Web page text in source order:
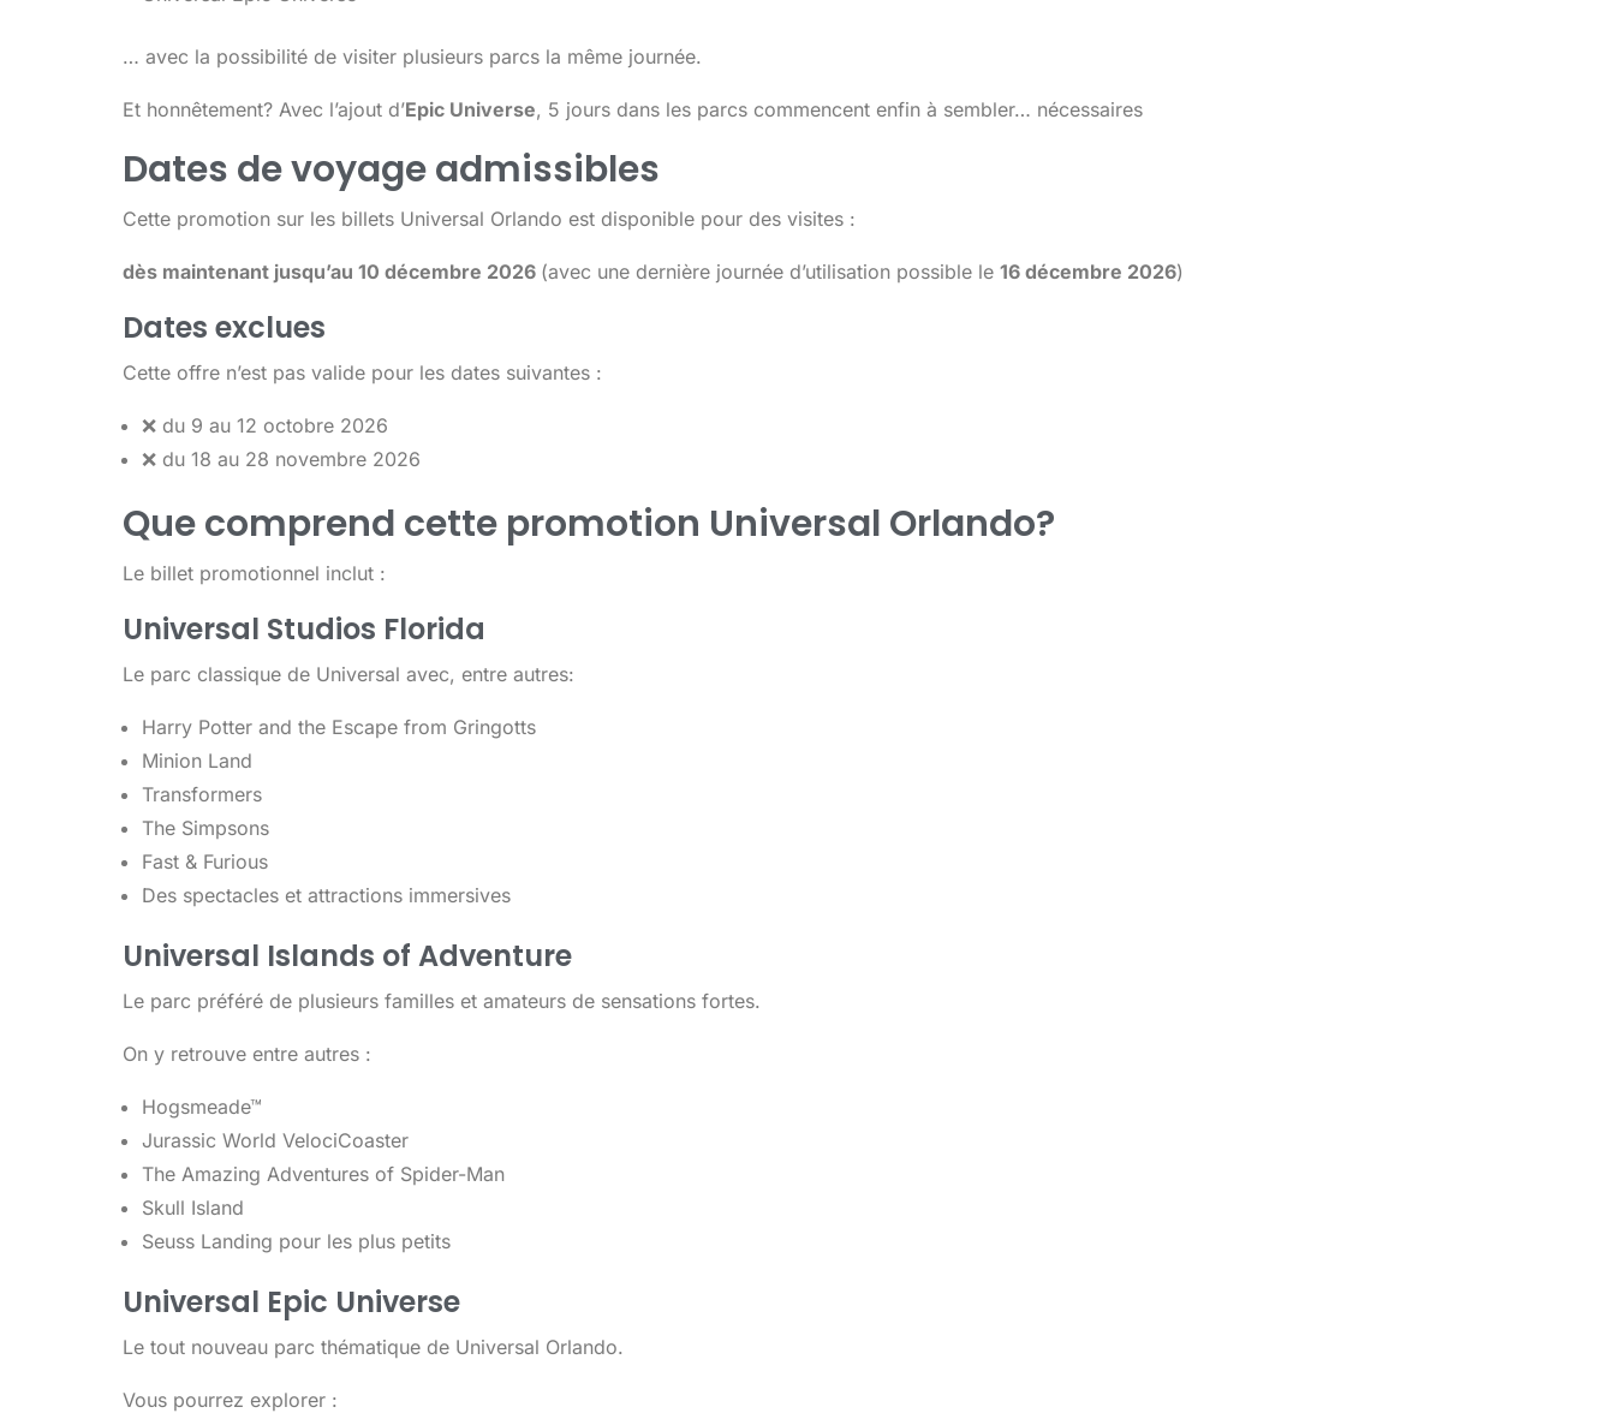
… avec la possibilité de visiter plusieurs parcs la même journée.
Et honnêtement? Avec l’ajout d’Epic Universe, 5 jours dans les parcs commencent enfin à sembler… nécessaires
Dates de voyage admissibles
Cette promotion sur les billets Universal Orlando est disponible pour des visites :
dès maintenant jusqu’au 10 décembre 2026 (avec une dernière journée d’utilisation possible le 16 décembre 2026)
Dates exclues
Cette offre n’est pas valide pour les dates suivantes :
❌ du 9 au 12 octobre 2026
❌ du 18 au 28 novembre 2026
Que comprend cette promotion Universal Orlando?
Le billet promotionnel inclut :
Universal Studios Florida
Le parc classique de Universal avec, entre autres:
Harry Potter and the Escape from Gringotts
Minion Land
Transformers
The Simpsons
Fast & Furious
Des spectacles et attractions immersives
Universal Islands of Adventure
Le parc préféré de plusieurs familles et amateurs de sensations fortes.
On y retrouve entre autres :
Hogsmeade™
Jurassic World VelociCoaster
The Amazing Adventures of Spider-Man
Skull Island
Seuss Landing pour les plus petits
Universal Epic Universe
Le tout nouveau parc thématique de Universal Orlando.
Vous pourrez explorer :